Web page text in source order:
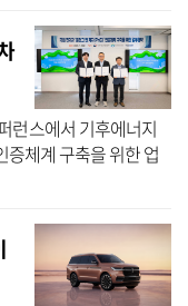
런스에서 기후에너지
증체계 구축을 위한 업
한을 무상 이관하기로